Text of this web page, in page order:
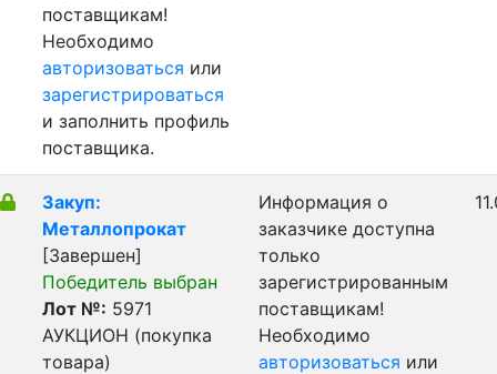
поставщикам!
Необходимо
авторизоваться или
зарегистрироваться
и заполнить профиль
поставщика.
Закуп:
Металлопрокат
[Завершен]
Победитель выбран
Лот №: 5971
АУКЦИОН (покупка
товара)
Информация о
заказчике доступна
только
зарегистрированным
поставщикам!
Необходимо
авторизоваться или